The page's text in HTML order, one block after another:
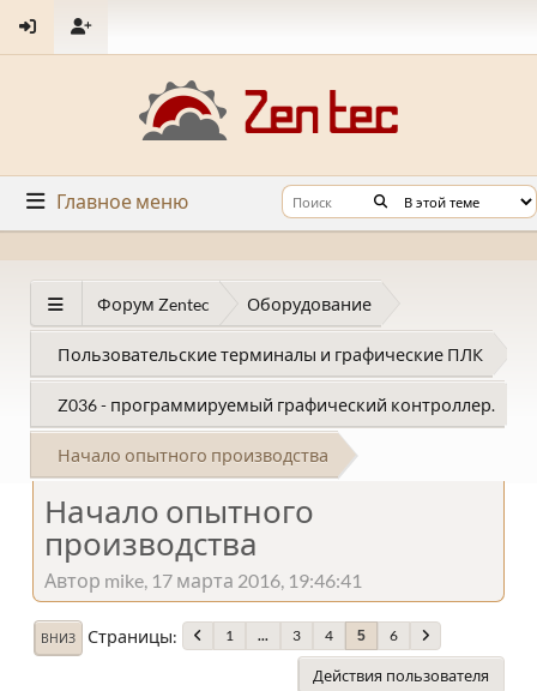
Главное меню
Форум Zentec Оборудование
Пользовательские терминалы и графические ПЛК
Z036 - программируемый графический контроллер.
Начало опытного производства
Начало опытного
производства
Автор mike, 17 марта 2016, 19:46:41
ВНИЗ Страницы 1 ... 3 4 5 6
Действия пользователя